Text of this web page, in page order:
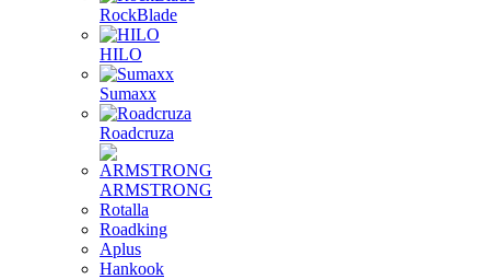
RockBlade
HILO
Sumaxx
Roadcruza
ARMSTRONG
Rotalla
Roadking
Aplus
Hankook